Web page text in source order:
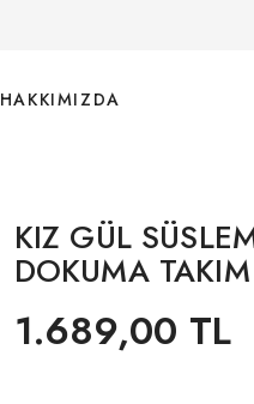
HAKKIMIZDA
KIZ GÜL
DOKUMA TAKIM
1.689,00 TL